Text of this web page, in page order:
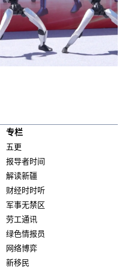
专栏
五更
报导者时间
解读新疆
财经时时听
军事无禁区
劳工通讯
绿色情报员
网络博弈
新移民